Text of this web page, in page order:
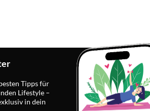
Tipps für
Lifestyle –
in dein